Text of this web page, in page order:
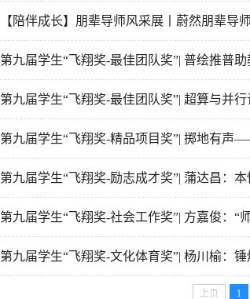
【陪伴成长】朋辈导师风采展丨蔚然朋辈导
第九届学生“飞翔奖-最佳团队奖”| 普绘推普助
第九届学生“飞翔奖-最佳团队奖”| 超算与并行
第九届学生“飞翔奖-精品项目奖”| 掷地有声
第九届学生“飞翔奖-励志成才奖”| 蒲达昌：
第九届学生“飞翔奖-社会工作奖”| 方嘉俊：“
第九届学生“飞翔奖-文化体育奖”| 杨川榆：
上页 1